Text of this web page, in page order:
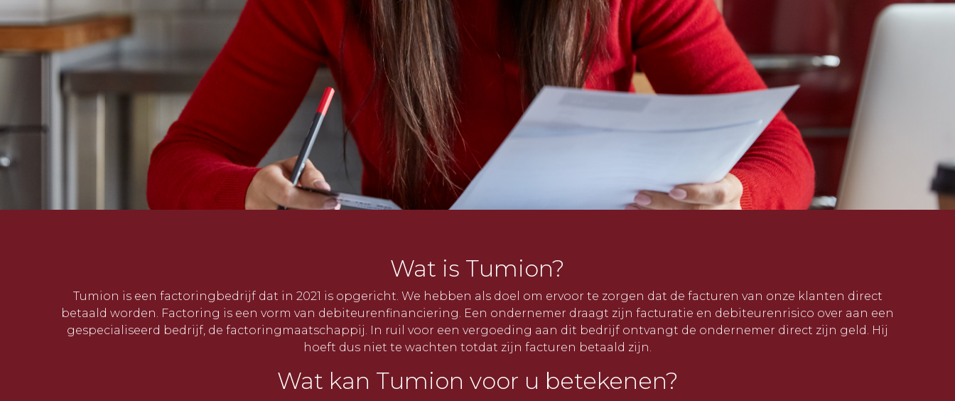
Wat is Tumion?
Tumion is een factoringbedrijf dat in 2021 is opgericht. We hebben als doel om ervoor te zorgen dat de facturen van onze klanten direct
betaald worden. Factoring is een vorm van debiteurenfinanciering. Een ondernemer draagt zijn facturatie en debiteurenrisico over aan een
gespecialiseerd bedrijf, de factoringmaatschappij. In ruil voor een vergoeding aan dit bedrijf ontvangt de ondernemer direct zijn geld. Hij
hoeft dus niet te wachten totdat zijn facturen betaald zijn.
Wat kan Tumion voor u betekenen?